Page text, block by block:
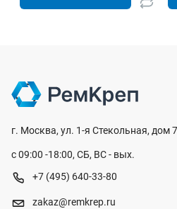
г. Москва, ул. 1-я Стекольная, дом
с 09:00 -18:00, СБ, ВС - вых.
+7 (495) 640-33-80
zakaz@remkrep.ru